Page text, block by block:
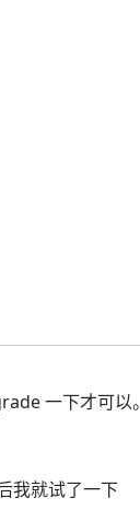
一下才可以。
我就试了一下